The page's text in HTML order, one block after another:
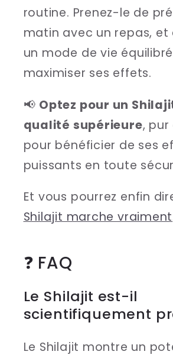
routine. Prenez-le de
matin avec un repas, et
un mode de vie
maximiser ses effets.
📢 Optez pour un
qualité supérieure,
pour bénéficier de ses
puissants en toute
Et vous pourrez enfin
Shilajit marche vraiment
❓ FAQ
Le Shilajit est-il
scientifiquement
Le Shilajit montre un